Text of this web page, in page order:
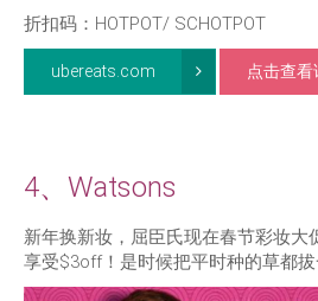
折扣码：HOTPOT/ SCHOTPOT
ubereats.com 点击查看
4、Watsons
新年换新妆，屈臣氏现在春节彩妆大
享受$3off！是时候把平时种的草都拔